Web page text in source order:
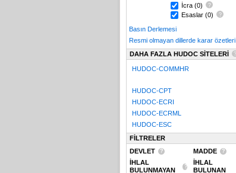
İcra (0)
Esaslar (0)
Basın Derlemesi
Resmi olmayan dillerde karar özetleri
DAHA FAZLA HUDOC SİTELERİ
HUDOC-COMMHR
HUDOC-CPT
HUDOC-ECRI
HUDOC-ECRML
HUDOC-ESC
FİLTRELER
DEVLET
MADDE
İHLAL
BULUNMAYAN
İHLAL
BULUNAN